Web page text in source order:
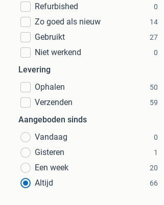
Refurbished 0
Zo goed als nieuw 14
Gebruikt 27
Niet werkend 0
Levering
Ophalen
50
Verzenden 59
Aangeboden sinds
Vandaag
0
Gisteren 1
Een week 20
Altijd 66